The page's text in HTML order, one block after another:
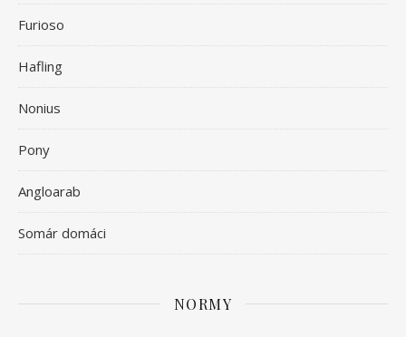
Furioso
Hafling
Nonius
Pony
Angloarab
Somár domáci
NORMY